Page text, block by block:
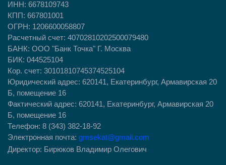
ИНН: 6678109743
КПП: 667801001
ОГРН: 1206600058807
Расчетный счет: 40702810202500079480
БАНК: ООО "Банк Точка" Г. Москва
БИК: 044525104
Кор. счет: 30101810745374525104
Юридический адрес: 620141, Екатеринбург, Армавирская 20
Б, помещение 16
Фактический адрес: 620141, Екатеринбург, Армавирская 20
Б, помещение 16
Телефон: 8 (343) 382-18-92
Электронная почта: gmsekat@gmail.com
Директор: Бирюков Владимир Олегович